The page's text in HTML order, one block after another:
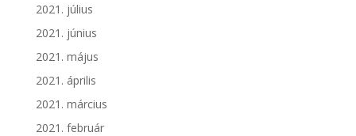
2021. július
2021. június
2021. május
2021. április
2021. március
2021. február